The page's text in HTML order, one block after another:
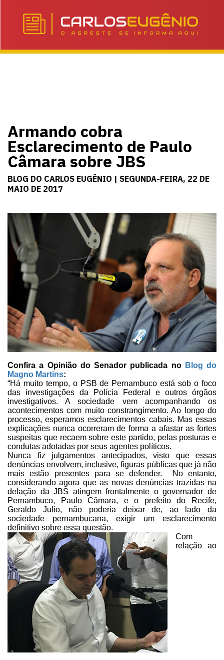
Armando cobra
Esclarecimento de Paulo
Câmara sobre JBS
BLOG DO CARLOS EUGÊNIO | SEGUNDA-FEIRA, 22 DE
MAIO DE 2017
Confira a Opinião do Senador publicada no Blog do
Magno Martins:
“Há muito tempo, o PSB de Pernambuco está sob o foco
das investigações da Polícia Federal e outros órgãos
investigativos. A sociedade vem acompanhando os
acontecimentos com muitoconstrangimento. Ao longo do
processo, esperamos esclarecimentos cabais. Mas essas
explicações nunca ocorreram de forma a afastar as fortes
suspeitas que recaemsobre este partido, pelas posturas e
condutas adotadas por seus agentes políticos.
Nunca fiz julgamentos antecipados, visto que essas
denúncias envolvem, inclusive, figuras públicasque já não
mais estão presentes para se defender. No entanto,
considerando agora que as novas denúncias trazidas na
delação da JBS atingemfrontalmente o governador de
Pernambuco, Paulo Câmara, e o prefeito do Recife,
Geraldo Julio, não poderia deixar de, ao lado da
sociedade pernambucana, exigir um esclarecimento
definitivo sobre essa questão.
Com
relação ao